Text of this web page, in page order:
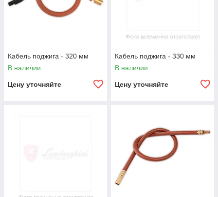
Кабель поджига - 320 мм
В наличии
Цену уточняйте
Кабель поджига - 330 мм
В наличии
Цену уточняйте